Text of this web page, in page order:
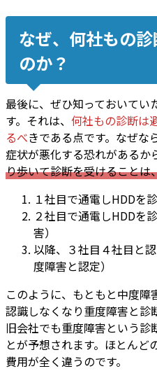
なぜ、何社もの
のか？
最後に、ぜひ知っておいてい
す。それは、 何社もの診断は
るべきである点です。なぜな
症状が悪化する恐れがあるか
り歩いて診断を受けることは
１社目で通電しHDDを
２社目で通電しHDDを
害）
以降、３社目４社目と
度障害と認定）
このように、もともと中度
認識しなくなり重度障害と診
旧会社でも重度障害という診
とが予想されます。ほとん
費用が全く違うのです。